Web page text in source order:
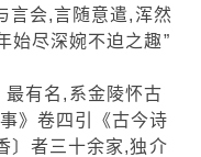
言会,言随意遣,浑然
始尽深婉不迫之趣”
有名,系金陵怀古
》卷四引《古今诗
〕者三十余家,独介